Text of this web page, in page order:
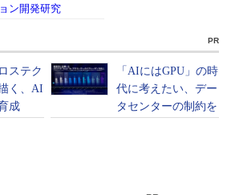
ョン開発研究
PR